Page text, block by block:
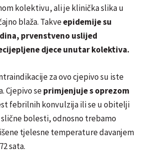
kolektivu, ali je klinička slika u
blaža. Takveepidemije su
prvenstveno uslijed
djece unutar kolektiva.
za ovo cjepivo su iste
Cjepivo seprimjenjuje s oprezom
febrilnih konvulzija ili se u obitelji
bolesti, odnosno trebamo
tjelesne temperature davanjem
sata.